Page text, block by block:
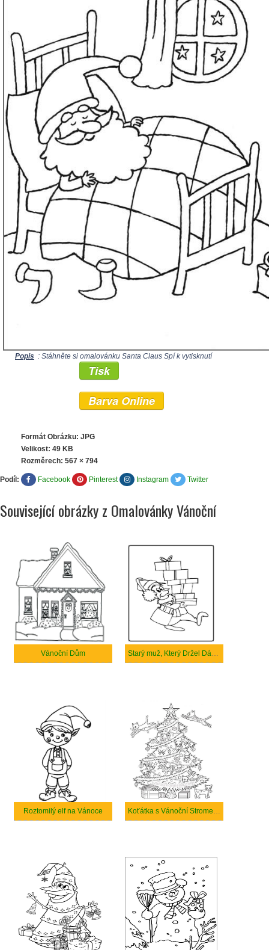
Popis : Stáhněte si omalovánku Santa Claus Spí k vytisknutí
Tisk
Barva Online
Formát Obrázku: JPG
Velikost: 49 KB
Rozměrech: 567 × 794
Podíl: Facebook Pinterest Instagram Twitter
Související obrázky z Omalovánky Vánoční
Vánoční Dům Starý muž, Který Držel Dárkové Krabičky na Vánoce
Roztomilý elf na Vánoce Koťátka s Vánoční Stromeček